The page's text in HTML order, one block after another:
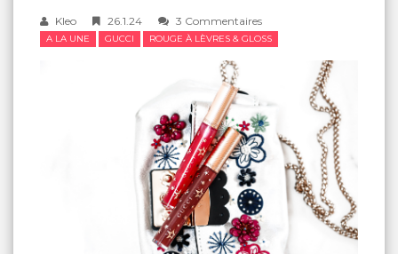
Kleo 26.1.24 3 Commentaires
A LA UNE GUCCI ROUGE À LÈVRES & GLOSS